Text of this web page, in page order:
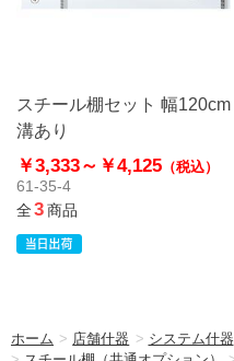
スチール棚セット 幅120cm
溝あり
￥3,333～ ￥4,125 （税込）
61-35-4
全3商品
ホーム > 店舗什器 > システム什器